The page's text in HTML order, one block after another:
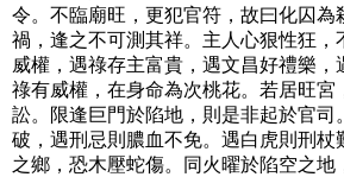
令。不臨廟旺，更犯官符，故曰化囚為
禍，逢之不可測其祥。主人心狠性狂，
威權，遇祿存主富貴，遇文昌好禮樂，
祿有威權，在身命為次桃花。若居旺宮
訟。限逢巨門於陷地，則是非起於官司
破，遇刑忌則膿血不免。遇白虎則刑杖
之鄉，恐木壓蛇傷。同火曜於陷空之地